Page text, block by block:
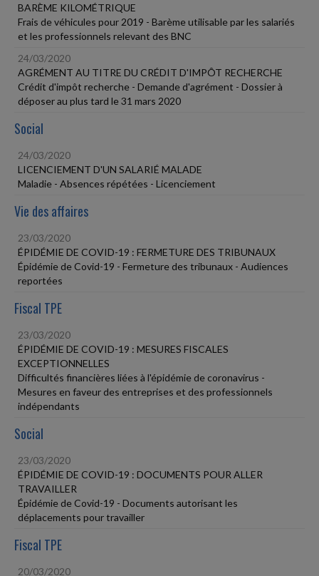
BARÈME KILOMÉTRIQUE
Frais de véhicules pour 2019 - Barème utilisable par les salariés
et les professionnels relevant des BNC
24/03/2020
AGRÉMENT AU TITRE DU CRÉDIT D'IMPÔT RECHERCHE
Crédit d'impôt recherche - Demande d'agrément - Dossier à
déposer au plus tard le 31 mars 2020
Social
24/03/2020
LICENCIEMENT D'UN SALARIÉ MALADE
Maladie - Absences répétées - Licenciement
Vie des affaires
23/03/2020
ÉPIDÉMIE DE COVID-19 : FERMETURE DES TRIBUNAUX
Épidémie de Covid-19 - Fermeture des tribunaux - Audiences
reportées
Fiscal TPE
23/03/2020
ÉPIDÉMIE DE COVID-19 : MESURES FISCALES
EXCEPTIONNELLES
Difficultés financières liées à l'épidémie de coronavirus -
Mesures en faveur des entreprises et des professionnels
indépendants
Social
23/03/2020
ÉPIDÉMIE DE COVID-19 : DOCUMENTS POUR ALLER
TRAVAILLER
Épidémie de Covid-19 - Documents autorisant les
déplacements pour travailler
Fiscal TPE
20/03/2020